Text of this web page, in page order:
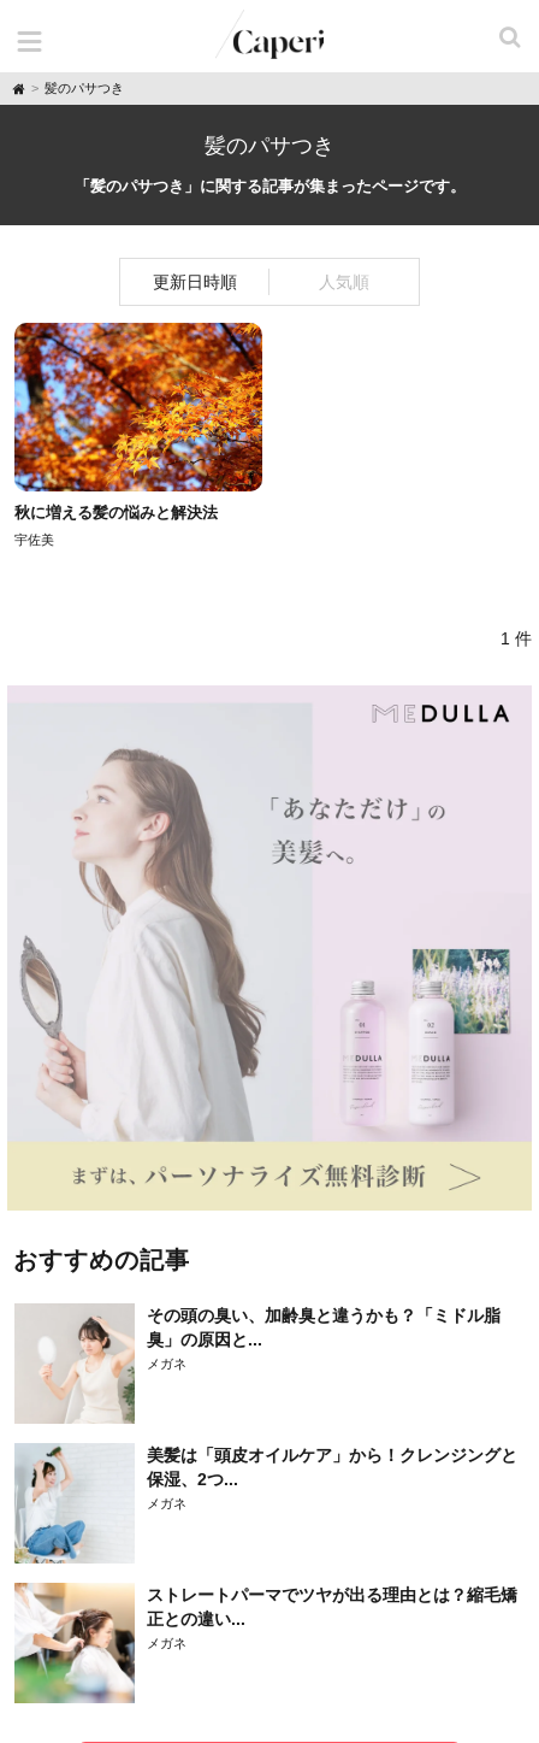
H
o
髪のパサつき
髪のパサつき
「髪のパサつき」に関する記事が集まったページです。
更新日時順 人気順
秋に増える髪の悩みと解決法
宇佐美
1 件
おすすめの記事
その頭の臭い、加齢臭と違うかも？「ミドル脂
臭」の原因と...
メガネ
美髪は「頭皮オイルケア」から！クレンジングと
保湿、2つ...
メガネ
ストレートパーマでツヤが出る理由とは？縮毛矯
正との違い...
メガネ